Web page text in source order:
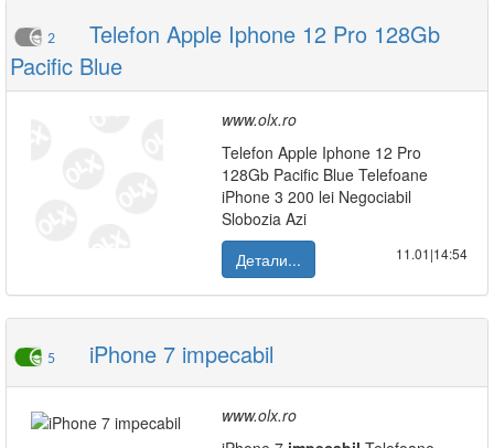
2
Telefon Apple Iphone 12 Pro 128Gb
Pacific Blue
www.olx.ro
Telefon Apple Iphone 12 Pro
128Gb Pacific Blue Telefoane
iPhone 3 200 lei Negociabil
Slobozia Azi
Детали...
11.01|14:54
5 iPhone 7 impecabil
www.olx.ro